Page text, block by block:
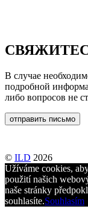
В случае
подробной
либо вопросов не
© ILD 2026
Užíváme cookies,
použití našich
naše stránky
souhlasíte.Souhlasím